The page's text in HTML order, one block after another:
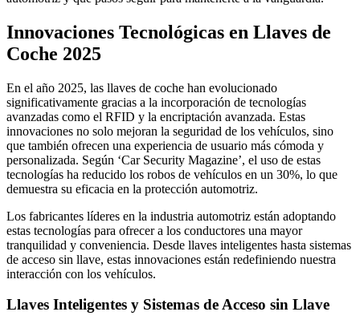
Innovaciones Tecnológicas en Llaves de
Coche 2025
En el año 2025, las llaves de coche han evolucionado
significativamente gracias a la incorporación de tecnologías
avanzadas como el RFID y la encriptación avanzada. Estas
innovaciones no solo mejoran la seguridad de los vehículos, sino
que también ofrecen una experiencia de usuario más cómoda y
personalizada. Según ‘Car Security Magazine’, el uso de estas
tecnologías ha reducido los robos de vehículos en un 30%, lo que
demuestra su eficacia en la protección automotriz.
Los fabricantes líderes en la industria automotriz están adoptando
estas tecnologías para ofrecer a los conductores una mayor
tranquilidad y conveniencia. Desde llaves inteligentes hasta sistemas
de acceso sin llave, estas innovaciones están redefiniendo nuestra
interacción con los vehículos.
Llaves Inteligentes y Sistemas de Acceso sin Llave